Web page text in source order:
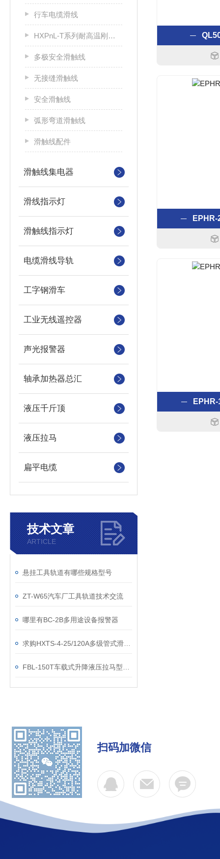
行车电缆滑线
HXPnL-T系列耐高温刚体滑触线
多极安全滑触线
无接缝滑触线
安全滑触线
弧形弯道滑触线
滑触线配件
滑触线集电器
滑线指示灯
滑触线指示灯
电缆滑线导轨
工字钢滑车
工业无线遥控器
声光报警器
轴承加热器总汇
液压千斤顶
液压拉马
扁平电缆
技术文章
ARTICLE
​悬挂工具轨道有哪些规格型号
ZT-W65汽车厂工具轨道技术交流
哪里有BC-2B多用途设备报警器
扫码加微信